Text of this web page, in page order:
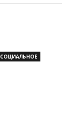
СОЦИАЛЬНОЕ